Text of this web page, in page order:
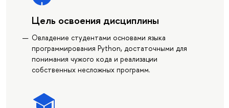
Цель освоения дисциплины
Овладение студентами основами языка
программирования Python, достаточными для
понимания чужого кода и реализации
собственных несложных программ.